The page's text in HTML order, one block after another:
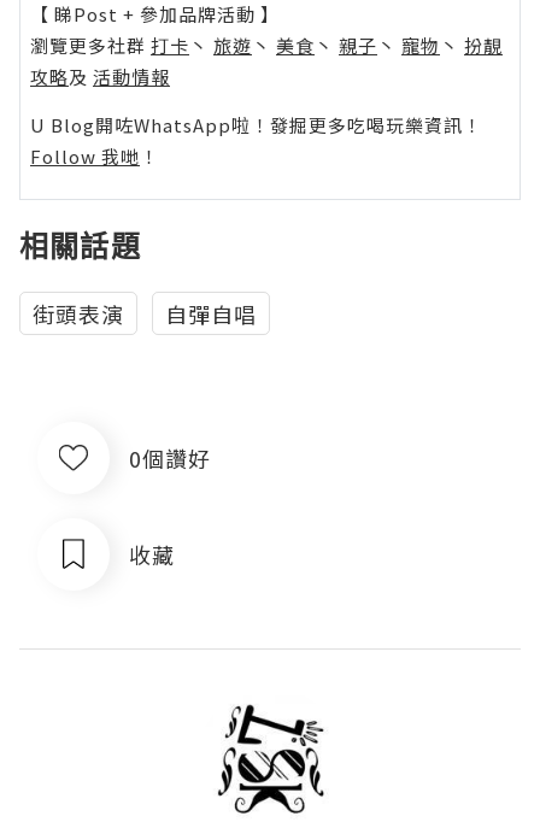
【 睇Post + 參加品牌活動 】
瀏覽更多社群 打卡 丶 旅遊 丶 美食 丶 親子 丶 寵物 丶 扮靚
攻略及 活動情報
U Blog開咗WhatsApp啦！發掘更多吃喝玩樂資訊！
Follow 我哋 ！
相關話題
街頭表演 自彈自唱
0個讚好
收藏